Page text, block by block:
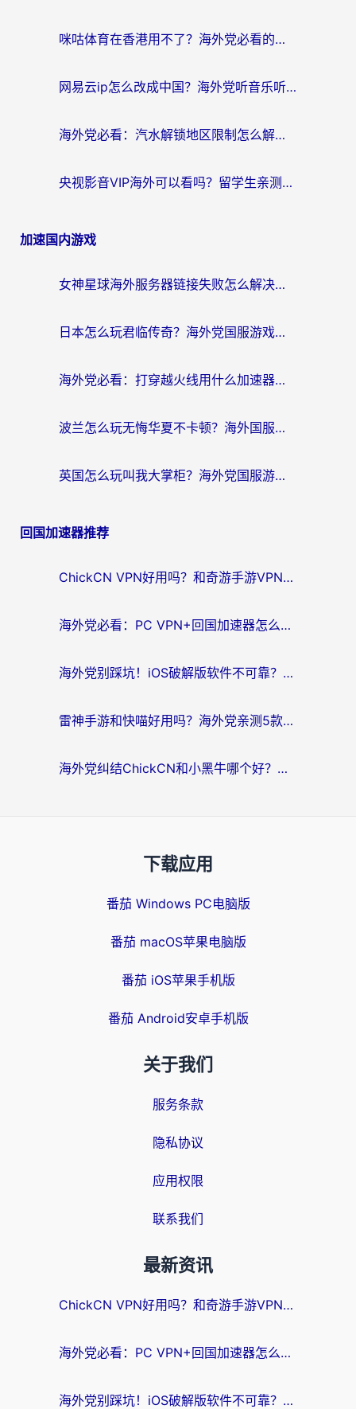
咪咕体育在香港用不了？海外党必看的回国加速器选择指南（附3个真实场景解决方案）
网易云ip怎么改成中国？海外党听音乐听书的无痛解决方案
海外党必看：汽水解锁地区限制怎么解除？3招解决国内影音&生活服务难题
央视影音VIP海外可以看吗？留学生亲测有效的回国加速器选择指南
加速国内游戏
女神星球海外服务器链接失败怎么解决？海外党国服游戏加速避坑指南
日本怎么玩君临传奇？海外党国服游戏加速避坑指南（附菲律宾欧洲玩家实测）
海外党必看：打穿越火线用什么加速器？解决延迟卡顿，还能玩奇妙拼图世界和第五人格
波兰怎么玩无悔华夏不卡顿？海外国服游戏加速器终极指南（附征途2萤火突击解决方案）
英国怎么玩叫我大掌柜？海外党国服游戏加速避坑指南（附实测推荐）
回国加速器推荐
ChickCN VPN好用吗？和奇游手游VPN对比哪个回国效果更好？海外党亲测实用指南
海外党必看：PC VPN+回国加速器怎么选？无缝访问国内资源全攻略
海外党别踩坑！iOS破解版软件不可靠？教你选对回国加速器无缝看国内资源
雷神手游和快喵好用吗？海外党亲测5款回国加速器，附斧牛Bling对比+微信视频号解决办法
海外党纠结ChickCN和小黑牛哪个好？一篇帮你选对回国加速器的实用指南
下载应用
番茄 Windows PC电脑版
番茄 macOS苹果电脑版
番茄 iOS苹果手机版
番茄 Android安卓手机版
关于我们
服务条款
隐私协议
应用权限
联系我们
最新资讯
ChickCN VPN好用吗？和奇游手游VPN对比哪个回国效果更好？海外党亲测实用指南
海外党必看：PC VPN+回国加速器怎么选？无缝访问国内资源全攻略
海外党别踩坑！iOS破解版软件不可靠？教你选对回国加速器无缝看国内资源